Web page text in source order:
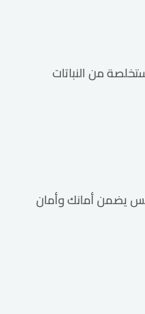
من النباتات
يضمن أمانك وأمان